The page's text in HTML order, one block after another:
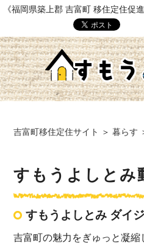
《福岡県築上郡 吉富町 移住定住促
吉富町移住定住サイト ＞暮らす
すもうよしとみ
すもうよしとみ ダイ
吉富町の魅力をぎゅっと凝縮